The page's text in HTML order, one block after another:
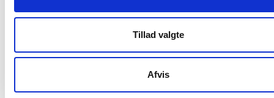
Tillad valgte
Afvis
Kontakt os